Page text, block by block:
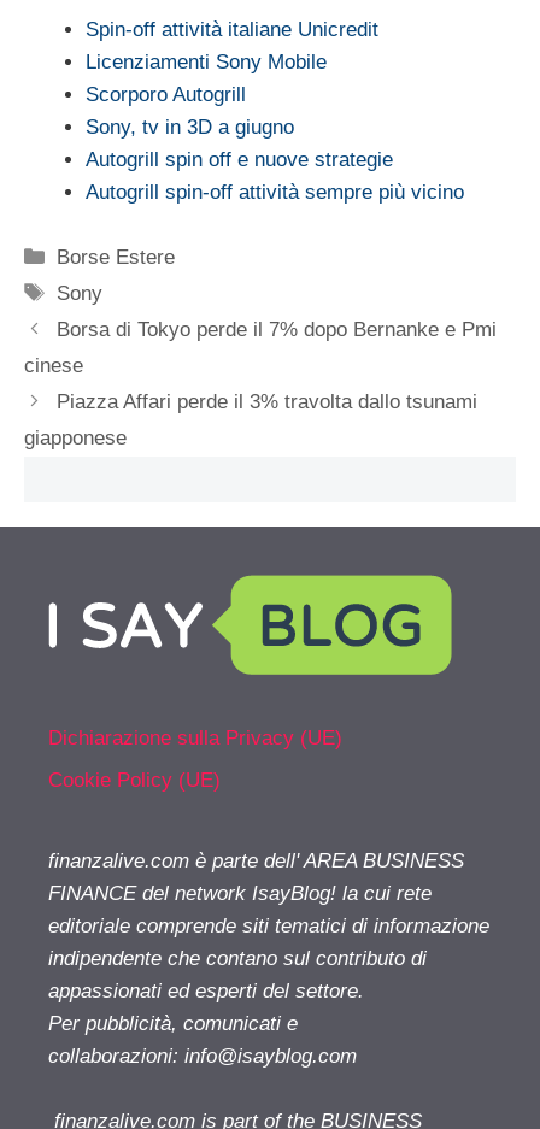
Spin-off attività italiane Unicredit
Licenziamenti Sony Mobile
Scorporo Autogrill
Sony, tv in 3D a giugno
Autogrill spin off e nuove strategie
Autogrill spin-off attività sempre più vicino
Categorie
Borse Estere
Tag
Sony
Borsa di Tokyo perde il 7% dopo Bernanke e Pmi
cinese
Piazza Affari perde il 3% travolta dallo tsunami
giapponese
Dichiarazione sulla Privacy (UE)
Cookie Policy (UE)
finanzalive.com è parte dell' AREA BUSINESS
FINANCE del network IsayBlog! la cui rete
editoriale comprende siti tematici di informazione
indipendente che contano sul contributo di
appassionati ed esperti del settore.
Per pubblicità, comunicati e
collaborazioni: info@isayblog.com
finanzalive.com is part of the BUSINESS